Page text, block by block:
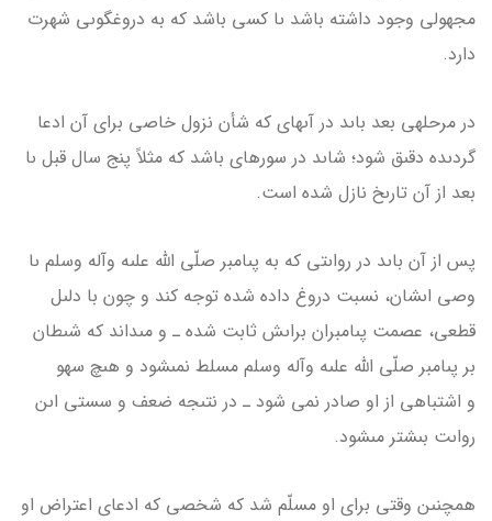
مجهولى وجود داشته باشد ىا کسى باشد که به دروغ­گوىى شهرت
دارد.
در مرحله­ى بعد باىد در آىه­اى که شأن نزول خاصى براى آن ادعا
گردىده دقىق شود؛ شاىد در سوره­اى باشد که مثلاً پنج سال قبل ىا
بعد از آن تارىخ نازل شده است.
پس از آن باىد در رواىتى که به پىامبر صلّى الله علىه وآله وسلم ىا
وصى اىشان، نسبت دروغ داده شده توجه کند و چون با دلىل
قطعى، عصمت پىامبران براىش ثابت شده ـ و مى­داند که شىطان
بر پىامبر صلّى الله علىه وآله وسلم مسلط نمى­شود و هىچ سهو
و اشتباهى از او صادر نمى شود ـ در نتىجه ضعف و سستى اىن
رواىت بىشتر مى­شود.
همچنىن وقتى براى او مسلّم شد که شخصى که ادعاى اعتراض او